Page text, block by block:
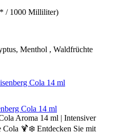
/ 1000 Milliliter)
Menthol , Waldfrüchte
Cola 14 ml
Aroma 14 ml | Intensiver
Cola 🍹❄️ Entdecken Sie mit